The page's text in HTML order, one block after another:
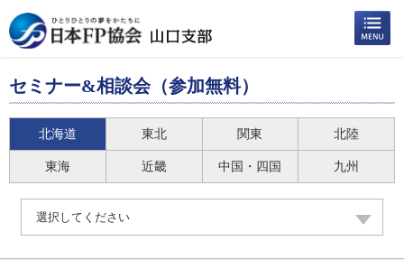
セミナー&相談会（参加無料）
北海道 東北 関東 北陸
東海 近畿 中国・四国 九州
選択してください